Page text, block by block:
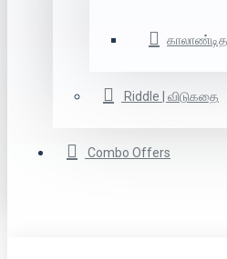
Riddle | விடுகதை
Combo Offers